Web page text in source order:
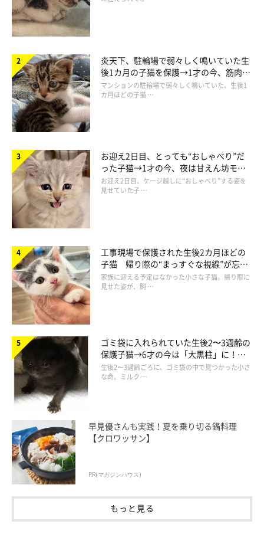
「逃げるニャ！」
@yuuko.0625
猛ダッシュで逃げるネネちゃんと…
「待つニャ〜！」
@yuuko.0625
後ろからさらに猛ダッシュで追いかけるココちゃん。しばらくこ
の鬼ごっこは続きそうです。食べ物の恨みって怖いですね〜！
そして、ずっと同じ場所で眺めているララちゃんはというと…
炎天下、駐輪場で弱々しく鳴いていた生
後1カ月の子猫を保護→1才の今、筋肉質
でツンデレなコに成長
マンションの駐輪場で弱々しく鳴いていた、生後1
カ月ほどの子猫 …
お迎え2日目、とっても“おしゃべり”だ
った子猫→1才の今、夜は甘えん坊モー
ドになるコに成長！
お迎え2日目、ケージ越しに“おしゃべり”する姿を
見せていた子 …
工事現場で保護された生後2カ月ほどの
子猫 帰り際の“まっすぐな視線”が忘れ
られず、家族の一員に
家族に迎える予定はなかった小さな子猫。帰り際に
見せた姿が、飼 …
ゴミ袋に入れられていた生後2〜3週齢の
保護子猫→6才の今は「大黒柱」に！
美しい黒猫に成長した姿にグッとくる
生後2〜3週齢ごろに、ゴミ袋の中で見つかった小さ
な命。ミルク …
早見優さんも実践！夏を乗り切る鍋料理
【クロワッサン】
PR(マガジンハウス)
もっと見る